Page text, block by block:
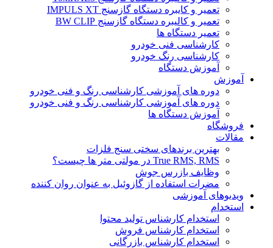
تعمیر و کایبره دستگاه گازسنج IMPULS XT
تعمیر و کالیبره دستگاه گازسنج BW CLIP
تعمیر دستگاه ها
کارشناسی فنی خودرو
کارشناسی رنگ خودرو
آموزش دستگاه
آموزش
دوره های آموزشی کارشناسی رنگ و فنی خودرو
دوره های آموزشی کارشناسی رنگ و فنی خودرو
آموزش دستگاه ها
فروشگاه
مقالات
بهترین برندهای سختی سنج فلزات
True RMS, RMS در مولتی متر ها چیست؟
وظایف بازرس جوش
مضرات استفاده از گازوئیل به عنوان روان کننده
ویدیوهای آموزشی
استخدام
استخدام کارشناس تولید محتوا
استخدام کارشناس فروش
استخدام کارشناس بازرگانی